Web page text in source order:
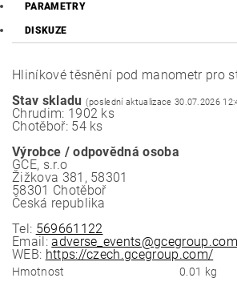
PARAMETRY
DISKUZE
Hliníkové těsnění pod manometr pro
Stav skladu (poslední aktualizace 30.07.2026
Chrudim: 1902 ks
Chotěboř: 54 ks
Výrobce / odpovědná osoba
GCE, s.r.o
Žižkova 381, 58301
58301 Chotěboř
Česká republika
Tel: 569661122
Email:adverse_events@gcegroup.com
WEB: https://czech.gcegroup.com/
Hmotnost 0.01 kg